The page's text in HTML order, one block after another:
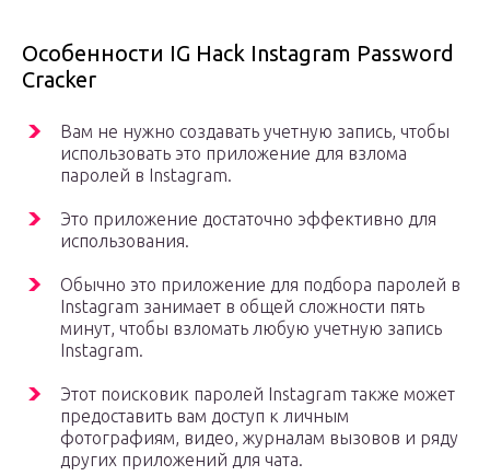
Особенности IG Hack Instagram Password
Cracker
Вам не нужно создавать учетную запись, чтобы
использовать это приложение для взлома
паролей в Instagram.
Это приложение достаточно эффективно для
использования.
Обычно это приложение для подбора паролей в
Instagram занимает в общей сложности пять
минут, чтобы взломать любую учетную запись
Instagram.
Этот поисковик паролей Instagram также может
предоставить вам доступ к личным
фотографиям, видео, журналам вызовов и ряду
других приложений для чата.